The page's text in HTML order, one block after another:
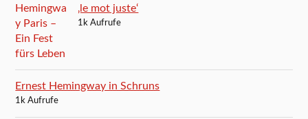
‚le mot juste‘
1k Aufrufe
Ernest Hemingway in Schruns
1k Aufrufe